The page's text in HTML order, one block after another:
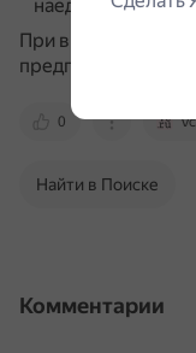
наедине
При выборе
предпочтения
0
Найти в Поиске
Комментарии